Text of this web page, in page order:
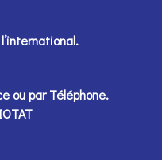
ou parTéléphone.